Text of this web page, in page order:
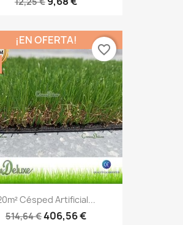
Césped Artificial...
514,64 €406,56 €
¡EN OFERTA!
favorite_border